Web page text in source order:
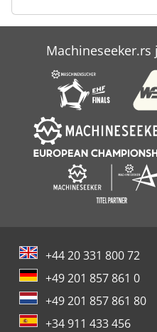
Case Ih 9230
Case Ih 9330
Case Ih 9370
+44 20 331 800 72
+49 201 857 861 0
+49 201 857 861 80
+34 911 433 456